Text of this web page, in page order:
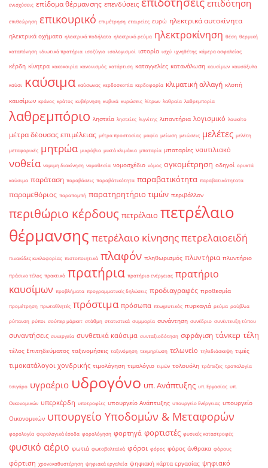
ενισχύσεις επίδομα θέρμανσης επενδύσεις επιδότηση
επιθεώρηση επικουρικό επιμέτρηση εταιρείες ευρώ ηλεκτρικά αυτοκίνητα
ηλεκτρικά οχήματα ηλεκτρικά ποδήλατα ηλεκτρικό ρεύμα ηλεκτροκίνηση θέση θερμική
καταπόνηση ιδιωτικά πρατήρια ισοζύγιο ισολογισμοί ιστορία ισχύ ιχνηθέτης κάμερα ασφαλείας
κέρδη κίνητρα κακοκαιρία κανονισμός κατάρτιση καταγγελίες κατανάλωση καυσίμων καυσόξυλα
καύσι καύσιμα καύσωνας κερδοσκοπία κερδοφορία κλιματική αλλαγή κλοπή
καυσίμων κράνος κράτος κυβέρνηση κυβικά κυρώσεις λίτρων λαθραία λαθρεμπορία
λαθρεμπόριο ληστεία ληστείες λιγνίτης λιπαντήρια λογισμικό λουκέτο
μέτρα δέουσας επιμέλειας μέτρα προστασίας μαφία μείωση μειώσεις μελέτες μελέτη
μεταφορικές μητρώα μικρόβια μικτά κλιμάκια μπαταρία μπαταρίες ναυτιλιακό
νοθεία νομιμη διακίνηση νομοθεσία νομοσχέδιο νόμος ογκομέτρηση οδηγοί ορυκτά
καύσιμα παράταση παραβάσεις παραβάτικότητα παραβατικότητα παραβατικότητατα
παραμεθόριος παραπομπή παρατηρητήριο τιμών περιβάλλον
περιθώριο κέρδους πετρέλαιο πετρέλαιο
θέρμανσης πετρέλαιο κίνησηςπετρελαιοειδή
πινακίδες κυκλοφορίας πιστοποιητικά πλαφόν πληθωρισμός πλυντήρια πλυντήριο
πράσινο τέλος πρακτικό πρατήρια πρατήριο ενέργειας πρατήριο
καυσίμων προβλήματα προγραμματικές δηλώσεις προδιαγραφές προθεσμία
προμέτρηση πρωταθλητές πρόστιμα πρόσωπα πτωχευτικός πυρκαγιά ρεύμα ρούβλια
ρύπανση ρύποι σούπερ μάρκετ στάθμη στατιστικά συμμορία συνάντηση συνέδριο συνέντευξη τύπου
συναντήσεις συνεργεία συνθετικά καύσιμα συνταξιοδότηση σφράγιση τάνκερ τέλη
τέλος Επιτηδεύματος ταξινομήσεις ταξινόμηση τεκμηρίωση τελωνείο τηλεδιάσκεψη τιμές
τιμοκατάλογοι χονδρικής τιμολόγηση τιμολόγιο τιμών τολουόλη τράπεζες τροπολογία
τσιγάρο υγραέριο υδρογόνο υπ. Ανάπτυξης υπ. Εργασίας υπ.
Οικονομικών υπερκέρδη υποτροφίες υπουργείο Ανάπτυξης υπουργείο Ενέργειας υπουργείο
Οικονομικών υπουργείο Υποδομών & Μεταφορών
φορολογία φορολογικά έσοδα φορολόγηση φορτηγά φορτιστές φυσικές καταστροφές
φυσικό αέριο φωτιά φωτοβολταϊκά φόροι φόρος φόρος άνθρακα φόρους
φόρτιση χρονοκαθυστέρηση ψηφιακά εργαλεία ψηφιακή κάρτα εργασίας ψηφιακό